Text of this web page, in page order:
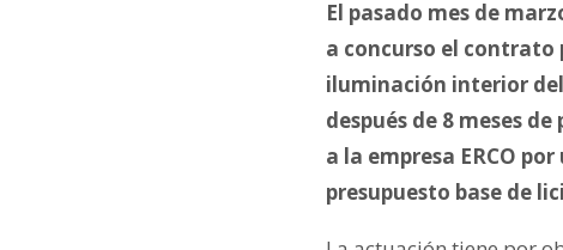
El pasado mes de
a concurso el contrato
iluminación interior del
después de 8 meses
a la empresa ERCO
presupuesto base de